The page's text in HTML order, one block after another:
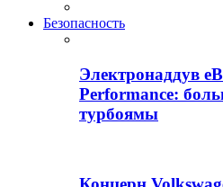
Безопасность
Электронаддув
Performance:
турбоямы